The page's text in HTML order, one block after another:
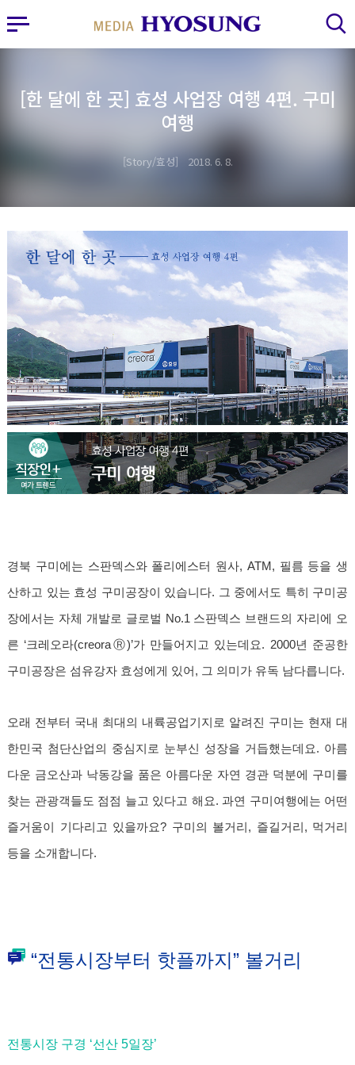
MY FRIEND HYOSUNG
사이드바 열기 검색 레이어 열기
[한 달에 한 곳] 효성 사업장 여행 4편. 구미
여행
Story/효성 2018. 6. 8.
경북 구미에는 스판덱스와 폴리에스터 원사, ATM, 필름 등을 생
산하고 있는 효성 구미공장이 있습니다. 그 중에서도 특히 구미공
장에서는 자체 개발로 글로벌 No.1 스판덱스 브랜드의 자리에 오
른 ‘크레오라(creoraⓇ)’가 만들어지고 있는데요. 2000년 준공한
구미공장은 섬유강자 효성에게 있어, 그 의미가 유독 남다릅니다.
오래 전부터 국내 최대의 내륙공업기지로 알려진 구미는 현재 대
한민국 첨단산업의 중심지로 눈부신 성장을 거듭했는데요. 아름
다운 금오산과 낙동강을 품은 아름다운 자연 경관 덕분에 구미를
찾는 관광객들도 점점 늘고 있다고 해요. 과연 구미여행에는 어떤
즐거움이 기다리고 있을까요? 구미의 볼거리, 즐길거리, 먹거리
등을 소개합니다.
“전통시장부터 핫플까지” 볼거리
전통시장 구경 ‘선산 5일장’